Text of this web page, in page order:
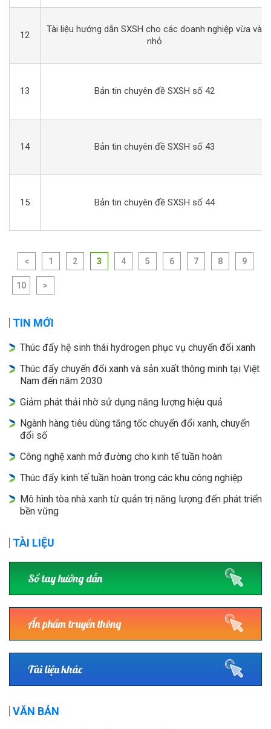
12
Tài liệu hướng dẫn SXSH cho các doanh nghiệp vừa và
nhỏ
13 Bản tin chuyên đề SXSH số 42
14 Bản tin chuyên đề SXSH số 43
15 Bản tin chuyên đề SXSH số 44
< 1 2 3 4 5 6 7 8 9
10 >
TIN MỚI
Thúc đẩy hệ sinh thái hydrogen phục vụ chuyển đổi xanh
Thúc đẩy chuyển đổi xanh và sản xuất thông minh tại Việt
Nam đến năm 2030
Giảm phát thải nhờ sử dụng năng lượng hiệu quả
Ngành hàng tiêu dùng tăng tốc chuyển đổi xanh, chuyển
đổi số
Công nghệ xanh mở đường cho kinh tế tuần hoàn
Thúc đẩy kinh tế tuần hoàn trong các khu công nghiệp
Mô hình tòa nhà xanh từ quản trị năng lượng đến phát triển
bền vững
TÀI LIỆU
Sổ tay hướng dẫn
Ấn phẩm truyền thông
Tài liệu khác
VĂN BẢN